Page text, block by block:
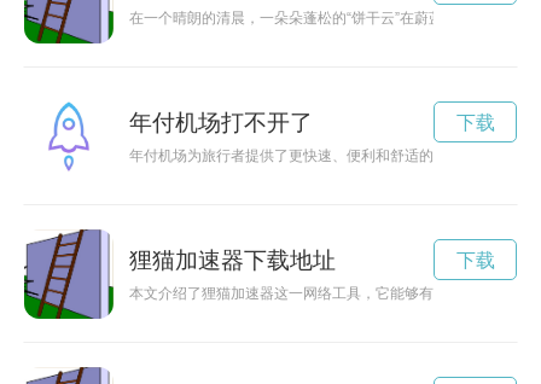
在一个晴朗的清晨，一朵朵蓬松的“饼干云”在蔚蓝的天空中飘荡
年付机场打不开了
年付机场为旅行者提供了更快速、便利和舒适的机场体验，年
下载
狸猫加速器下载地址
本文介绍了狸猫加速器这一网络工具，它能够有效提升网络速
下载